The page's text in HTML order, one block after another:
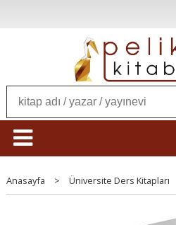
Anasayfa > Üniversite Ders Kitapları